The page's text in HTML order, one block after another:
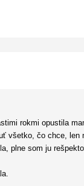
rokmi opustila
všetko, čo chce,
plne som ju